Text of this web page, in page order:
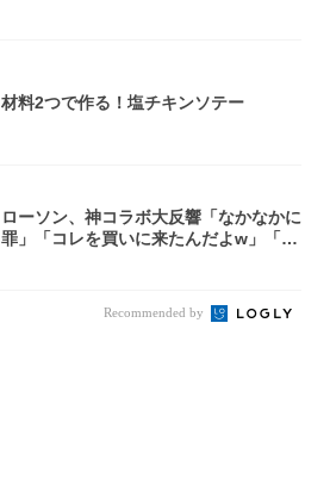
材料2つで作る！塩チキンソテー
ローソン、神コラボ大反響「なかなかに
罪」「コレを買いに来たんだよw」「３
Recommended by